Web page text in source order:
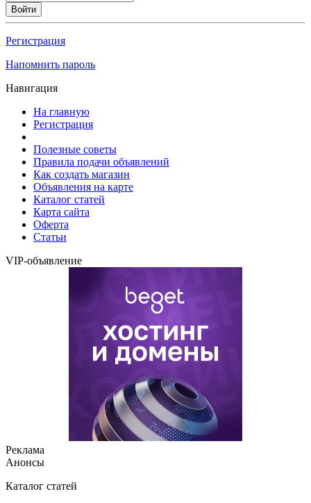
Войти
Регистрация
Напомнить пароль
Навигация
На главную
Регистрация
Полезные советы
Правила подачи объявлений
Как создать магазин
Объявления на карте
Каталог статей
Карта сайта
Оферта
Статьи
VIP-объявление
Реклама
Анонсы
Каталог статей